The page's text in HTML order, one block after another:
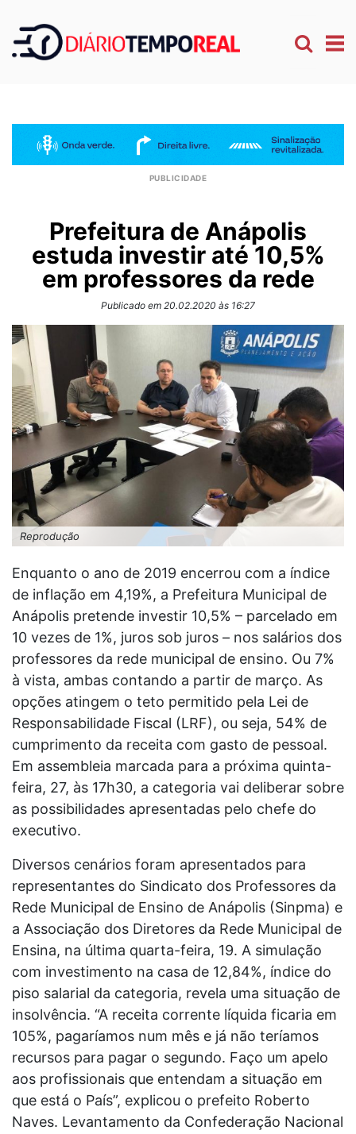
Prefeitura de Anápolis
estuda investir até 10,5%
em professores da rede
Publicado em 20.02.2020 às 16:27
Reprodução
Enquanto o ano de 2019 encerrou com a índice
de inflação em 4,19%, a Prefeitura Municipal de
Anápolis pretende investir 10,5% – parcelado em
10 vezes de 1%, juros sob juros – nos salários dos
professores da rede municipal de ensino. Ou 7%
à vista, ambas contando a partir de março. As
opções atingem o teto permitido pela Lei de
Responsabilidade Fiscal (LRF), ou seja, 54% de
cumprimento da receita com gasto de pessoal.
Em assembleia marcada para a próxima quinta-
feira, 27, às 17h30, a categoria vai deliberar sobre
as possibilidades apresentadas pelo chefe do
executivo.
Diversos cenários foram apresentados para
representantes do Sindicato dos Professores da
Rede Municipal de Ensino de Anápolis (Sinpma) e
a Associação dos Diretores da Rede Municipal de
Ensina, na última quarta-feira, 19. A simulação
com investimento na casa de 12,84%, índice do
piso salarial da categoria, revela uma situação de
insolvência. “A receita corrente líquida ficaria em
105%, pagaríamos num mês e já não teríamos
recursos para pagar o segundo. Faço um apelo
aos profissionais que entendam a situação em
que está o País”, explicou o prefeito Roberto
Naves. Levantamento da Confederação Nacional